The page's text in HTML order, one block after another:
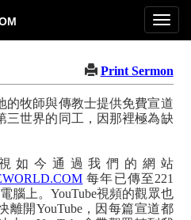
Print Sermon
的牧師與傳教士提供免費宣道
三世界的同工，因那裡極為缺
如今通過我們的網站
每年已傳至221
腦上。YouTube視頻的觀眾也
離開YouTube，因每篇宣道都